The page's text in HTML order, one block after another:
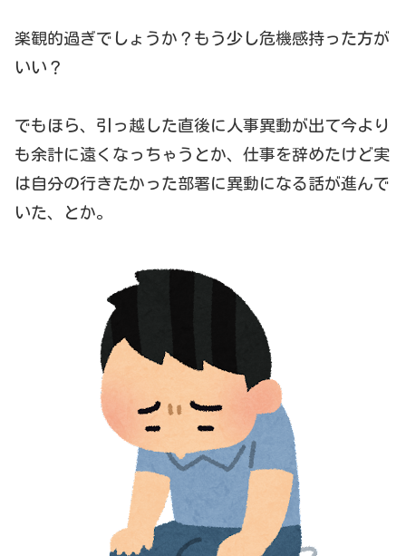
楽観的過ぎでしょうか？もう少し危機感持った方が
いい？
でもほら、引っ越した直後に人事異動が出て今より
も余計に遠くなっちゃうとか、仕事を辞めたけど実
は自分の行きたかった部署に異動になる話が進んで
いた、とか。